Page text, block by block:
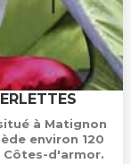
à Matignon
environ 120
d'armor.